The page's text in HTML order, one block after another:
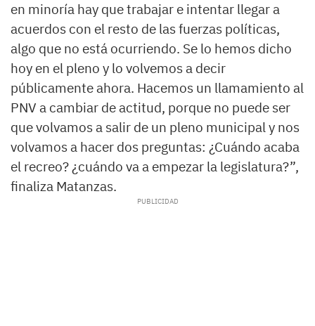
en minoría hay que trabajar e intentar llegar a
acuerdos con el resto de las fuerzas políticas,
algo que no está ocurriendo. Se lo hemos dicho
hoy en el pleno y lo volvemos a decir
públicamente ahora. Hacemos un llamamiento al
PNV a cambiar de actitud, porque no puede ser
que volvamos a salir de un pleno municipal y nos
volvamos a hacer dos preguntas: ¿Cuándo acaba
el recreo? ¿cuándo va a empezar la legislatura?”,
finaliza Matanzas.